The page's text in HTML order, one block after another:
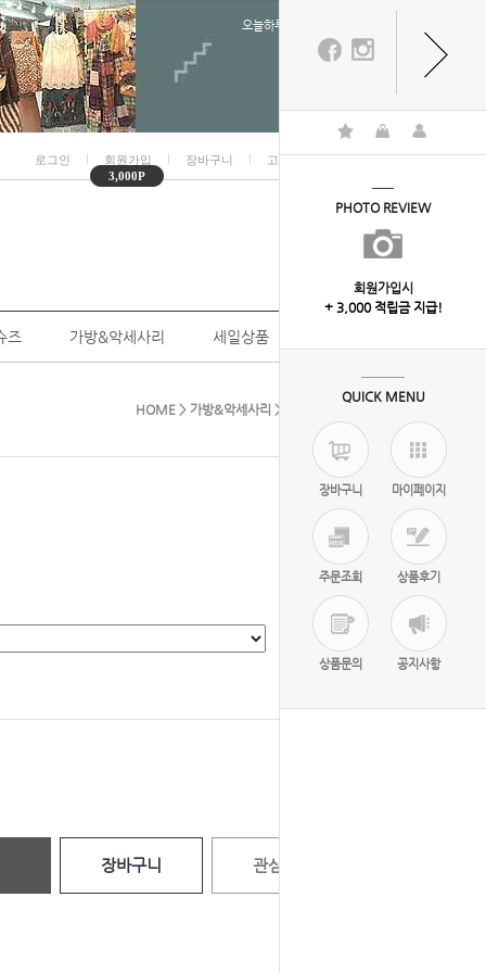
오늘하루 열지않음
로그인
회원가입
3,000P
장바구니 고객센터 ㅣ
즈 가방&악세사리 세일상품
HOME > 가방&악세사리 > 7-9315(시스루스카프)
선택완료
장바구니 관심상품
PHOTO REVIEW
회원가입시
+ 3,000 적립금 지급!
QUICK MENU
장바구니 마이페이지
주문조회 상품후기
상품문의 공지사항